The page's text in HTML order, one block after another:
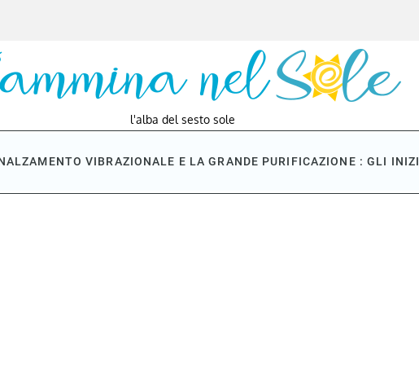
l'alba del sesto sole
VIBRAZIONALE E LA GRANDE PURIFICAZIONE : GLI INIZI